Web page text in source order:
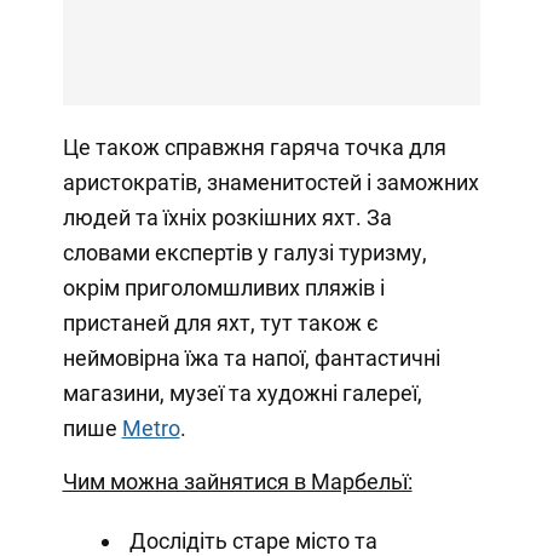
Це також справжня гаряча точка для
аристократів, знаменитостей і заможних
людей та їхніх розкішних яхт. За
словами експертів у галузі туризму,
окрім приголомшливих пляжів і
пристаней для яхт, тут також є
неймовірна їжа та напої, фантастичні
магазини, музеї та художні галереї,
пише Metro.
Чим можна зайнятися в Марбельї:
Дослідіть старе місто та